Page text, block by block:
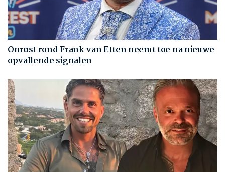
Onrust rond Frank van Etten neemt toe na nieuwe
opvallende signalen